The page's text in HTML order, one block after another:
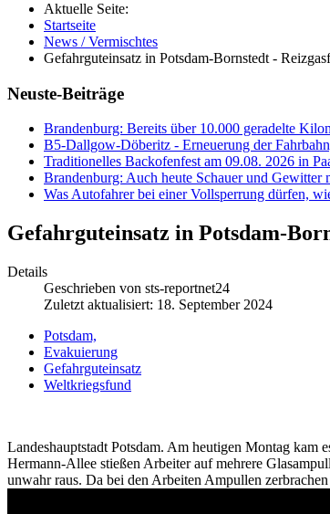
Aktuelle Seite:
Startseite
News / Vermischtes
Gefahrguteinsatz in Potsdam-Bornstedt -
Neuste-Beiträge
Brandenburg: Bereits über 10.000 geradelte
B5-Dallgow-Döberitz - Erneuerung der
Traditionelles Backofenfest am 09.08. 2026 in
Brandenburg: Auch heute Schauer und Gewitter
Was Autofahrer bei einer Vollsperrung dürfen,
Gefahrguteinsatz in Potsdam-
Details
Geschrieben von sts-reportnet24
Zuletzt aktualisiert: 18. September 2024
Potsdam,
Evakuierung
Gefahrguteinsatz
Weltkriegsfund
Landeshauptstadt Potsdam. Am heutigen Montag kam
Hermann-Allee stießen Arbeiter auf mehrere
unwahr raus. Da bei den Arbeiten Ampullen